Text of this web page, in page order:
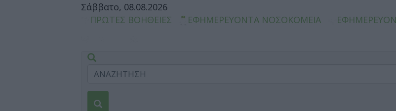
Σάββατο, 08.08.2026
ΠΡΩΤΕΣ ΒΟΗΘΕΙΕΣ
ΕΦΗΜΕΡΕΥΟΝΤΑ ΝΟΣΟΚΟΜΕΙΑ